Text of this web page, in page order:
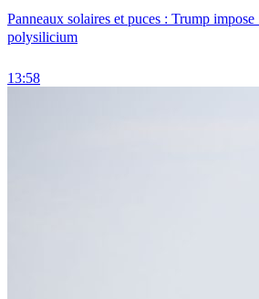
Panneaux solaires et puces : Trump
polysilicium
13:58